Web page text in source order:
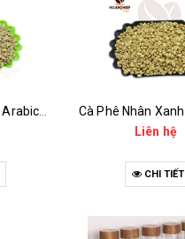
Liên hệ
CHI TIẾT